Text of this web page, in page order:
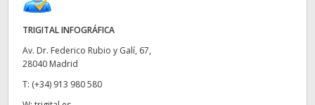
TRIGITAL INFOGRÁFICA
Av. Dr. Federico Rubio y Galí, 67,
28040 Madrid
T: (+34) 913 980 580